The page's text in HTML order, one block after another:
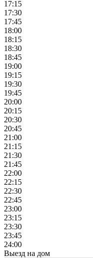
17:15
17:30
17:45
18:00
18:15
18:30
18:45
19:00
19:15
19:30
19:45
20:00
20:15
20:30
20:45
21:00
21:15
21:30
21:45
22:00
22:15
22:30
22:45
23:00
23:15
23:30
23:45
24:00
Выезд на дом